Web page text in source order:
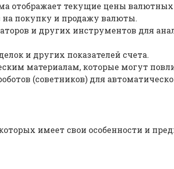
отображает текущие цены
покупку и продажу валюты.
и других инструментов для
и других показателей счета.
материалам, которые могут
(советников) для
имеет свои особенности и